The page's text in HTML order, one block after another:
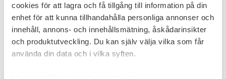
cookies för att lagra och få tillgång till information på din
enhet för att kunna tillhandahålla personliga annonser och
innehåll, annons- och innehållsmätning, åskådarinsikter
och produktutveckling. Du kan själv välja vilka som får
använda din data och i vilka syften.